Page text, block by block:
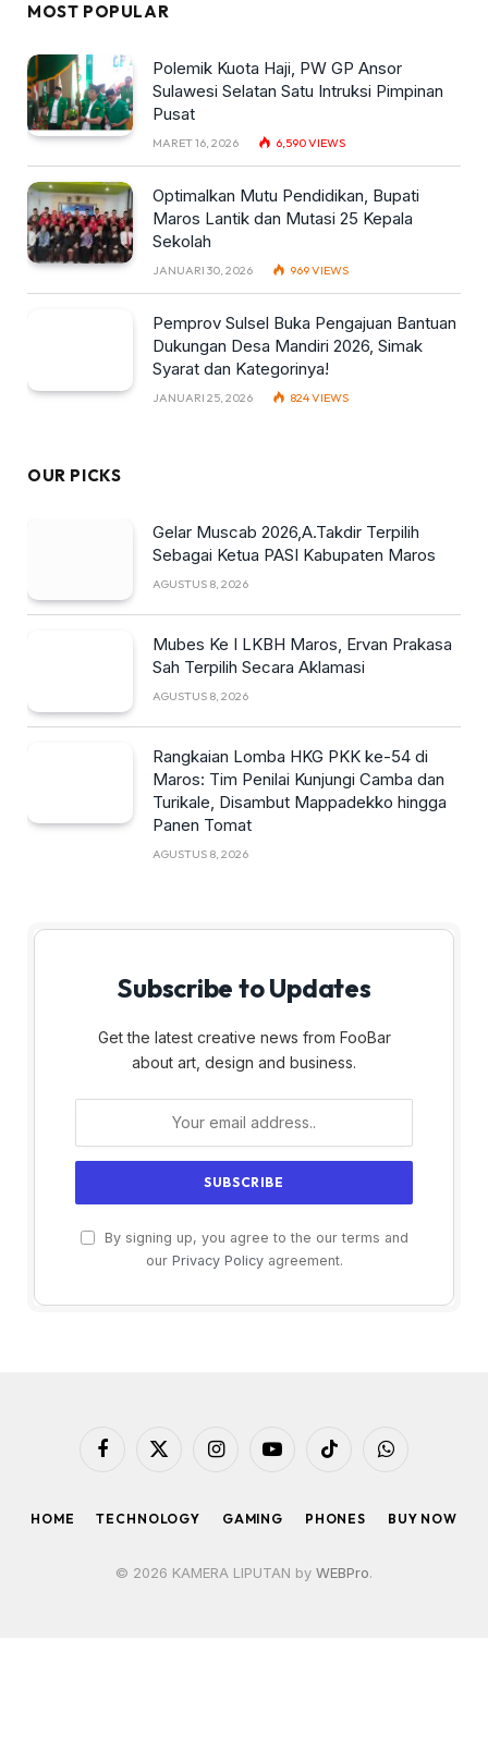
MOST POPULAR
Polemik Kuota Haji, PW GP Ansor
Sulawesi Selatan Satu Intruksi Pimpinan
Pusat
MARET 16, 2026 6,590VIEWS
Optimalkan Mutu Pendidikan, Bupati
Maros Lantik dan Mutasi 25 Kepala
Sekolah
JANUARI 30, 2026 969VIEWS
Pemprov Sulsel Buka Pengajuan Bantuan
Dukungan Desa Mandiri 2026, Simak
Syarat dan Kategorinya!
JANUARI 25, 2026 824VIEWS
OUR PICKS
Gelar Muscab 2026,A.Takdir Terpilih
Sebagai Ketua PASI Kabupaten Maros
AGUSTUS 8, 2026
Mubes Ke I LKBH Maros, Ervan Prakasa
Sah Terpilih Secara Aklamasi
AGUSTUS 8, 2026
Rangkaian Lomba HKG PKK ke-54 di
Maros: Tim Penilai Kunjungi Camba dan
Turikale, Disambut Mappadekko hingga
Panen Tomat
AGUSTUS 8, 2026
Subscribe to Updates
Get the latest creative news from FooBar
about art, design and business.
By signing up, you agree to the our terms and
our Privacy Policyagreement.
Facebook
X
InstagramYouTubeTikTok WhatsApp
HOME TECHNOLOGY GAMING PHONES BUY NOW
© 2026 KAMERA LIPUTAN by WEBPro.